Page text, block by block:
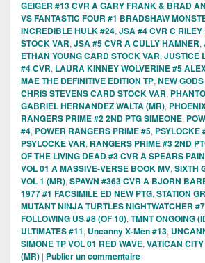
GEIGER #13 CVR A GARY FRANK & BRAD
VS FANTASTIC FOUR #1 BRADSHAW
INCREDIBLE HULK #24, JSA #4 CVR C
STOCK VAR, JSA #5 CVR A CULLY HAMNER,
ETHAN YOUNG CARD STOCK VAR, JUSTICE
#4 CVR, LAURA KINNEY WOLVERINE #5
MAE THE DEFINITIVE EDITION TP, NEW
CHRIS STEVENS CARD STOCK VAR,
GABRIEL HERNANDEZ WALTA (MR),
RANGERS PRIME #2 2ND PTG SIMEONE,
#4, POWER RANGERS PRIME #5, PSYLOCKE
PSYLOCKE VAR, RANGERS PRIME #3 2ND
OF THE LIVING DEAD #3 CVR A SPEARS
VOL 01 A MASSIVE-VERSE BOOK MV, SIXTH
VOL 1 (MR), SPAWN #363 CVR A BJORN
1977 #1 FACSIMILE ED NEW PTG, STATION
MUTANT NINJA TURTLES NIGHTWATCHER #7
FOLLOWING US #8 (OF 10), TMNT ONGOING
ULTIMATES #11, Uncanny X-Men #13,
SIMONE TP VOL 01 RED WAVE, VATICAN
(MR) | Publier un commentaire